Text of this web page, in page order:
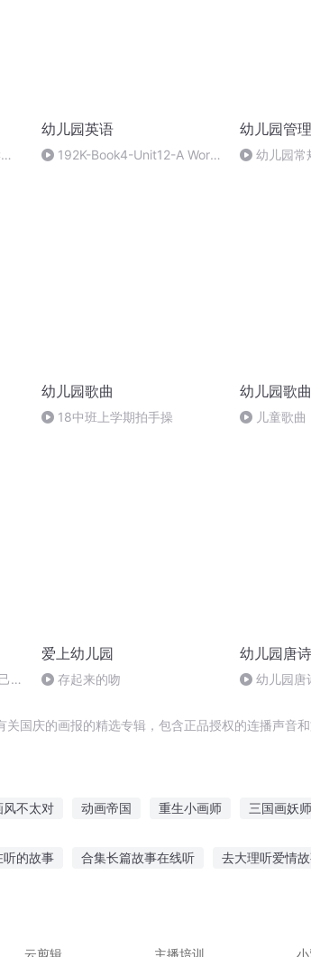
幼儿园英语
192K-Book4-Unit12-A World
幼儿园管理
幼儿园常
幼儿园歌曲
18中班上学期拍手操
幼儿园歌曲
儿童歌
吃
爱上幼儿园
存起来的吻
幼儿园唐诗
幼儿园唐
国庆的画报的精选专辑，包含正品授权的连播声音
风不太对 动画帝国 重生小画师 三国画妖师
听的故事 合集长篇故事在线听 去大理听爱情
云剪辑
主播培训